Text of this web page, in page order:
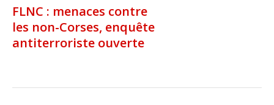
FLNC : menaces contre
les non-Corses, enquête
antiterroriste ouverte